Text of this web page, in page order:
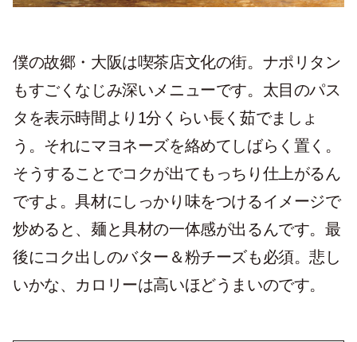
僕の故郷・大阪は喫茶店文化の街。ナポリタン
もすごくなじみ深いメニューです。太目のパス
タを表示時間より1分くらい長く茹でましょ
う。それにマヨネーズを絡めてしばらく置く。
そうすることでコクが出てもっちり仕上がるん
ですよ。具材にしっかり味をつけるイメージで
炒めると、麺と具材の一体感が出るんです。最
後にコク出しのバター＆粉チーズも必須。悲し
いかな、カロリーは高いほどうまいのです。